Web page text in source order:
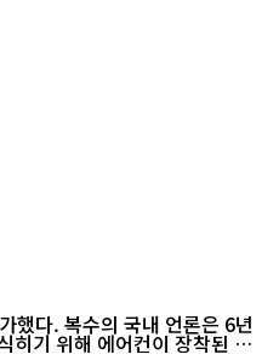
했다. 복수의 국내 언론은 6년
히기 위해 에어컨이 장착된 버